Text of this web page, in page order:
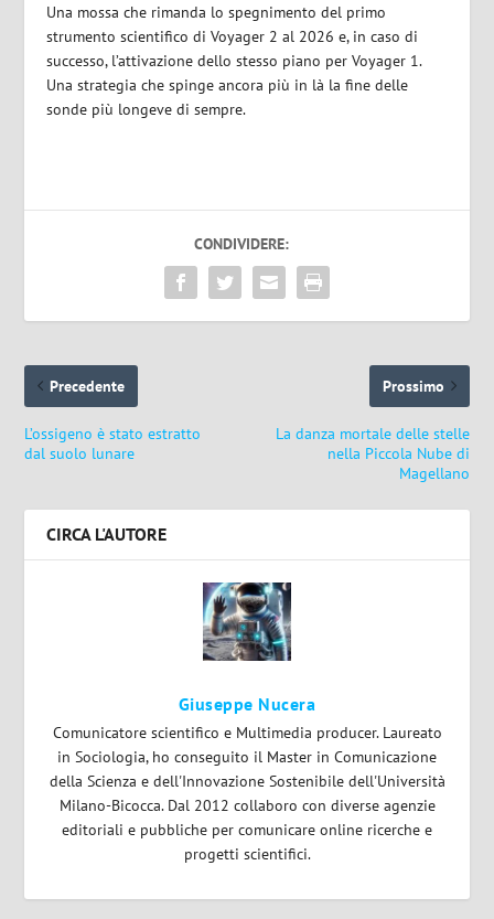
Una mossa che rimanda lo spegnimento del primo
strumento scientifico di Voyager 2 al 2026 e, in caso di
successo, l’attivazione dello stesso piano per Voyager 1.
Una strategia che spinge ancora più in là la fine delle
sonde più longeve di sempre.
CONDIVIDERE:
Precedente
L’ossigeno è stato estratto
dal suolo lunare
Prossimo
La danza mortale delle stelle
nella Piccola Nube di
Magellano
CIRCA L'AUTORE
Giuseppe Nucera
Comunicatore scientifico e Multimedia producer. Laureato
in Sociologia, ho conseguito il Master in Comunicazione
della Scienza e dell'Innovazione Sostenibile dell'Università
Milano-Bicocca. Dal 2012 collaboro con diverse agenzie
editoriali e pubbliche per comunicare online ricerche e
progetti scientifici.